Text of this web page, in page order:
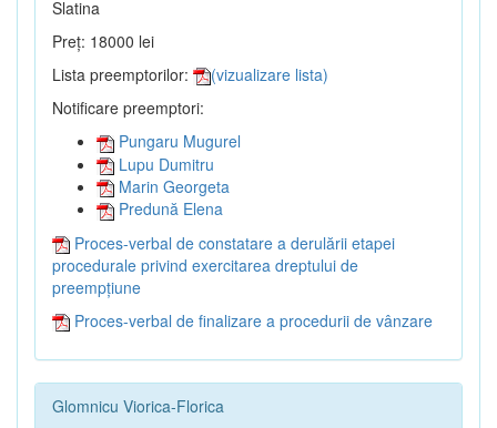
Slatina
Preț: 18000 lei
Lista preemptorilor:
(vizualizare lista)
Notificare preemptori:
Pungaru Mugurel
Lupu Dumitru
Marin Georgeta
Predună Elena
Proces-verbal de constatare a derulării etapei
procedurale privind exercitarea dreptului de
preempțiune
Proces-verbal de finalizare a procedurii de vânzare
Glomnicu Viorica-Florica